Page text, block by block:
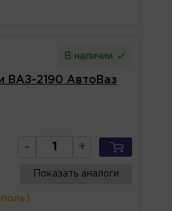
В наличии
ВАЗ-2190 АвтоВаз
- +
Показать аналоги